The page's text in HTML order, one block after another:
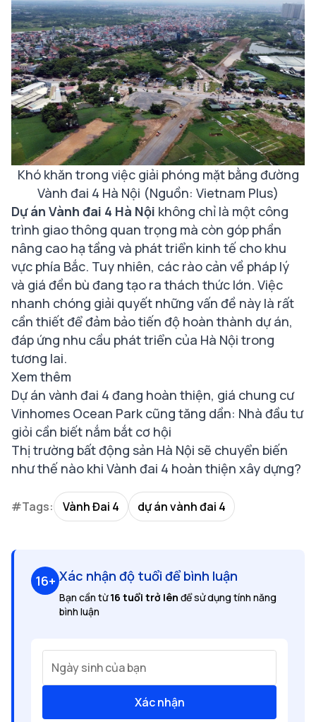
Khó khăn trong việc giải phóng mặt bằng đường
Vành đai 4 Hà Nội (Nguồn: Vietnam Plus)
Dự án Vành đai 4 Hà Nội không chỉ là một công
trình giao thông quan trọng mà còn góp phần
nâng cao hạ tầng và phát triển kinh tế cho khu
vực phía Bắc. Tuy nhiên, các rào cản về pháp lý
và giá đền bù đang tạo ra thách thức lớn. Việc
nhanh chóng giải quyết những vấn đề này là rất
cần thiết để đảm bảo tiến độ hoàn thành dự án,
đáp ứng nhu cầu phát triển của Hà Nội trong
tương lai.
Xem thêm
Dự án vành đai 4 đang hoàn thiện, giá chung cư
Vinhomes Ocean Park cũng tăng dần: Nhà đầu tư
giỏi cần biết nắm bắt cơ hội
Thị trường bất động sản Hà Nội sẽ chuyển biến
như thế nào khi Vành đai 4 hoàn thiện xây dựng?
#Tags: Vành Đai 4 dự án vành đai 4
16+ Xác nhận độ tuổi để bình luận
Bạn cần từ16 tuổi trở lên để sử dụng tính năng
bình luận
Ngày sinh của bạn
Xác nhận